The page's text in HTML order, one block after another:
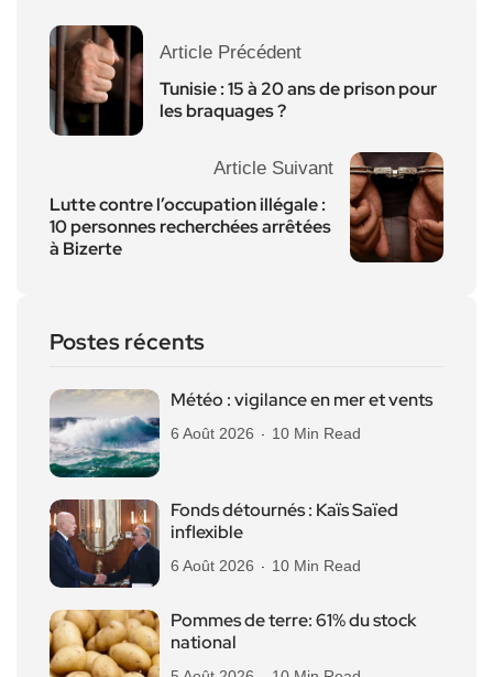
Article Précédent
Tunisie : 15 à 20 ans de prison pour
les braquages ?
Article Suivant
Lutte contre l’occupation illégale :
10 personnes recherchées arrêtées
à Bizerte
Postes récents
Météo : vigilance en mer et vents
6 Août 2026 10 Min Read
Fonds détournés : Kaïs Saïed
inflexible
6 Août 2026 10 Min Read
Pommes de terre: 61% du stock
national